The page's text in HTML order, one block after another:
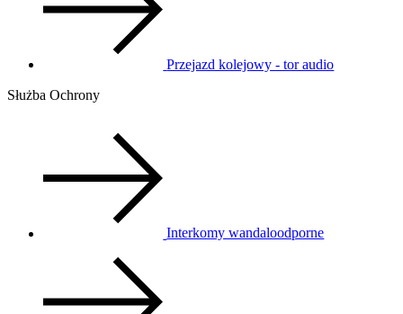
Przejazd kolejowy - tor audio
Służba Ochrony
Interkomy wandaloodporne